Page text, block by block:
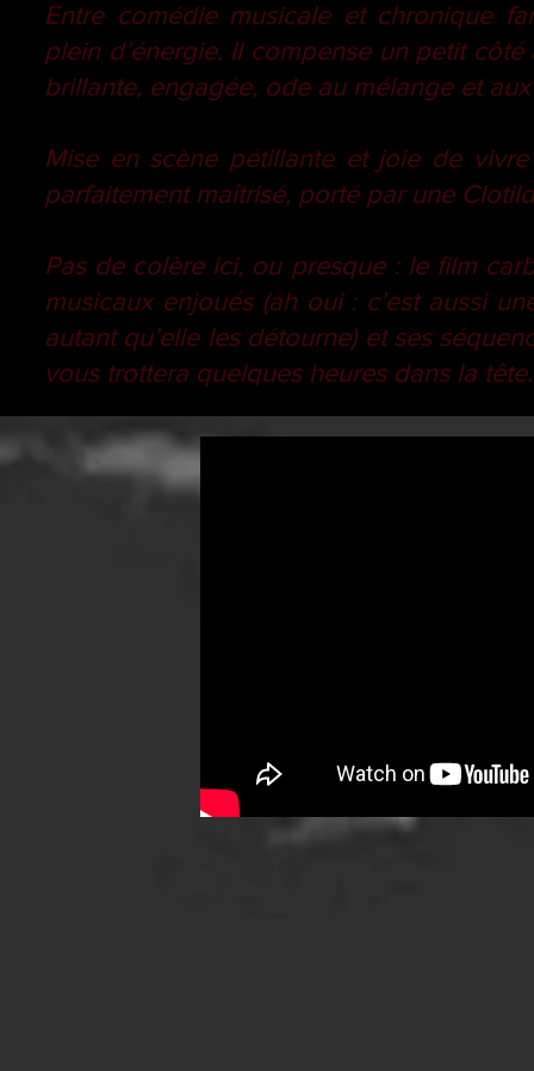
Entre comédie musicale et chronique
plein d’énergie. Il compense un petit
brillante, engagée, ode au mélange et
Mise en scène pétillante et joie de
parfaitement maîtrisé, porté par une
Pas de colère ici, ou presque : le film
musicaux enjoués (ah oui : c’est aussi
autant qu’elle les détourne) et ses
vous trottera quelques heures dans la